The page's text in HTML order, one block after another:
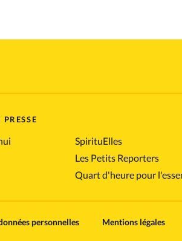
SpirituElles
Les Petits Reporters
Quart d'heure pour
personnelles Mentions légales